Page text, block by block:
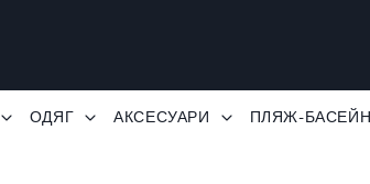
ОДЯГ АКСЕСУАРИ ПЛЯЖ-БАСЕЙН